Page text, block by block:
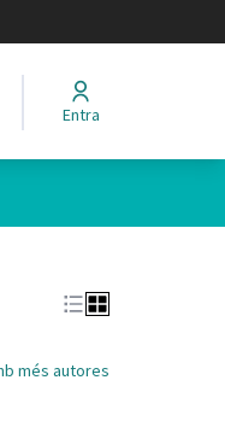
Entra
més autores